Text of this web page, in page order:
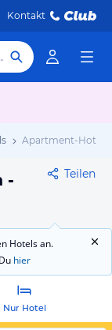
Kontakt
Apartment-Hotel
-
Teilen
Hotels an.
hier
Nur Hotel